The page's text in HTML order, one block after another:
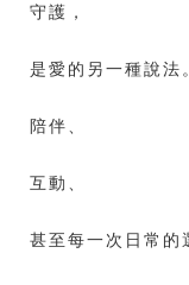
守護，
是愛的另一種說法。
陪伴、
互動、
甚至每一次日常的